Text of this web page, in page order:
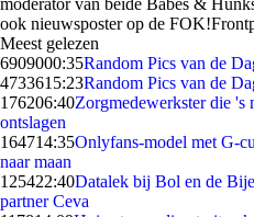
moderator van beide Babes &
ook nieuwsposter op de
Meest gelezen
6909000:35Random Pics van de
4733615:23Random Pics van de
176206:40Zorgmedewerkster die 's
ontslagen
164714:35Onlyfans-model met G-
naar maan
125422:40Datalek bij Bol en de
partner Ceva